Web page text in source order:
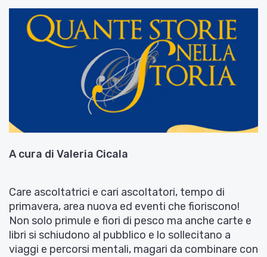
A cura di Valeria Cicala
Care ascoltatrici e cari ascoltatori, tempo di
primavera, area nuova ed eventi che fioriscono!
Non solo primule e fiori di pesco ma anche carte e
libri si schiudono al pubblico e lo sollecitano a
viaggi e percorsi mentali, magari da combinare con